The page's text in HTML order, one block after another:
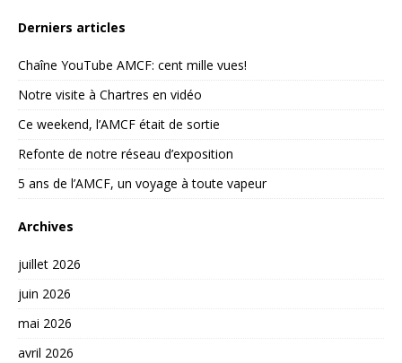
Derniers articles
Chaîne YouTube AMCF: cent mille vues!
Notre visite à Chartres en vidéo
Ce weekend, l’AMCF était de sortie
Refonte de notre réseau d’exposition
5 ans de l’AMCF, un voyage à toute vapeur
Archives
juillet 2026
juin 2026
mai 2026
avril 2026